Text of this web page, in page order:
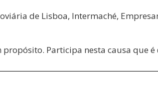
de Lisboa, Intermaché,
propósito. Participa nesta causa que é